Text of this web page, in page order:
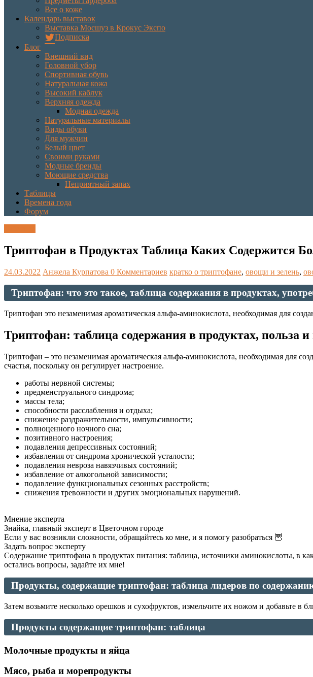
Все о коже
Календарь выставок
Выставка Мосшуз в Крокус Экспо
Подписка
Блог
Внешний вид
Головной убор
Спортивная обувь
Натуральная кожа
Высокий каблук
Верхняя одежда
Модная одежда
Натуральные материалы
Виды обуви
Для мужчин
Белый цвет
Своими руками
Модные бренды
Моющие средства
Неприятный запах
Таблицы
Времена года
Форум
Триптофан в Продуктах Таблица Каких Содержится
24.03.2022 Анжела Курпатова 0 Комментариев кратко о триптофане, овощи и зелень,
Триптофан: что это такое, таблица содержания в продуктах,
Триптофан это незаменимая ароматическая альфа-аминокислота, необходимая для
Триптофан: таблица содержания в продуктах, польза и
Триптофан – это незаменимая ароматическая альфа-аминокислота, необходимая для
счастья, поскольку он регулирует настроение.
работы нервной системы;
предменструального синдрома;
массы тела;
способности расслабления и отдыха;
снижение раздражительности, импульсивности;
полноценного ночного сна;
позитивного настроения;
подавления депрессивных состояний;
избавления от синдрома хронической усталости;
подавления невроза навязчивых состояний;
избавление от алкогольной зависимости;
подавление функциональных сезонных расстройств;
снижения тревожности и других эмоциональных нарушений.
Мнение эксперта
Знайка, главный эксперт в Цветочном городе
Если у вас возникли сложности, обращайтесь ко мне, и я помогу разобраться 🦉
Задать вопрос эксперту
Содержание триптофана в продуктах питания: таблица, источники аминокислоты, в
остались вопросы, задайте их мне!
Продукты, содержащие триптофан: таблица лидеров по
Затем возьмите несколько орешков и сухофруктов, измельчите их ножом и добавьте в
Продукты содержащие триптофан: таблица
Молочные продукты и яйца
Мясо, рыба и морепродукты